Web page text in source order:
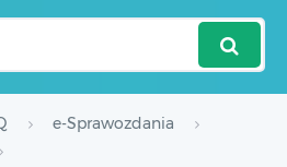
e-Sprawozdania